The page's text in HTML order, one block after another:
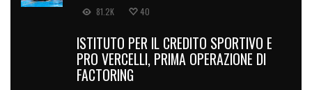
81.2K 40
ISTITUTO PER IL CREDITO SPORTIVO E
PRO VERCELLI, PRIMA OPERAZIONE DI
FACTORING